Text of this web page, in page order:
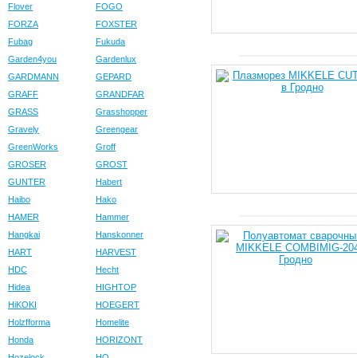
Flover
FOGO
FORZA
FOXSTER
Fubag
Fukuda
Garden4you
Gardenlux
GARDMANN
GEPARD
GRAFF
GRANDFAR
GRASS
Grasshopper
Gravely
Greengear
GreenWorks
Groff
GROSER
GROST
GUNTER
Habert
Haibo
Hako
HAMER
Hammer
Hangkai
Hanskonner
HART
HARVEST
HDC
Hecht
Hidea
HIGHTOP
HiKOKI
HOEGERT
Holzfforma
Homelite
Honda
HORIZONT